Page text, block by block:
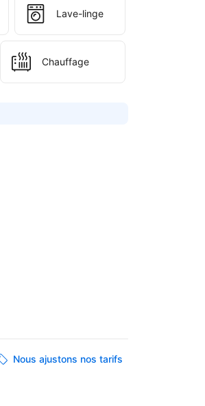
Lave-linge
Chauffage
Nous ajustons nos tarifs